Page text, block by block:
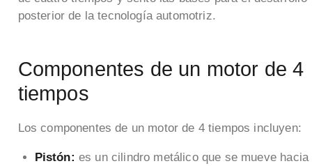
posterior de la tecnología automotriz.
Componentes de un motor de 4
tiempos
Los componentes de un motor de 4 tiempos incluyen:
Pistón: es un cilindro metálico que se mueve hacia